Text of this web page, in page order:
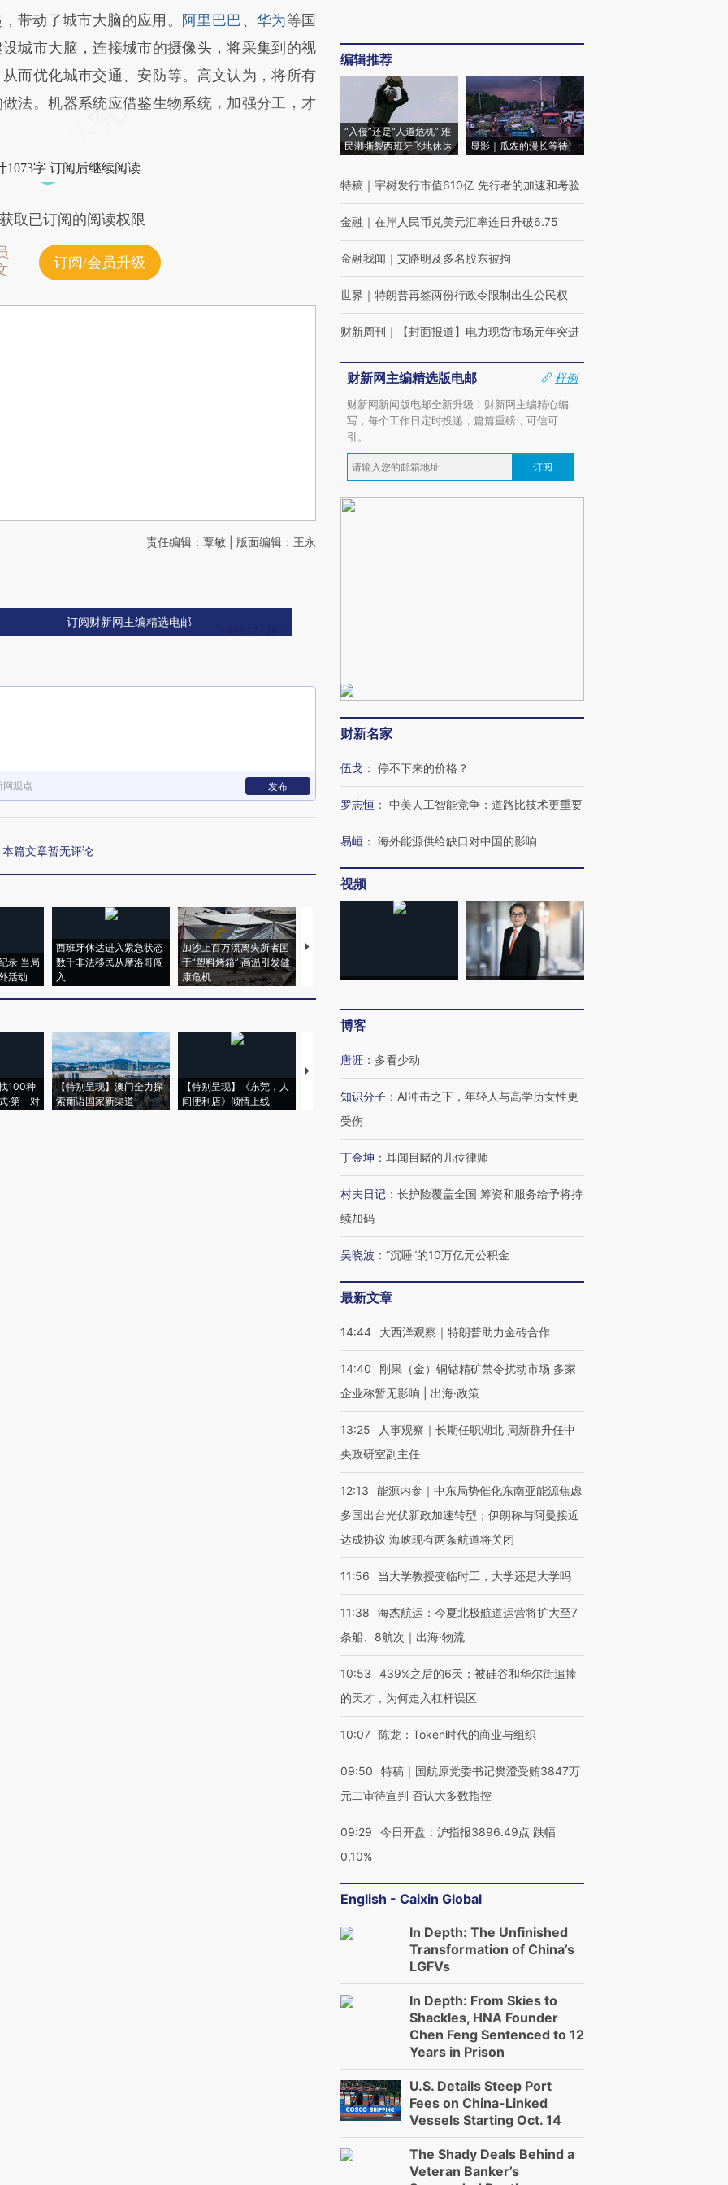
动了城市大脑的应用。 阿里巴巴、 华为等国
城市大脑，连接城市的摄像头，将采集到的视
而优化城市交通、安防等。高文认为，将所有
法。机器系统应借鉴生物系统，加强分工，才
1073字 订阅后继续阅读
取已订阅的阅读权限
订阅/会员升级
责任编辑：覃敏 | 版面编辑：王永
订阅财新网主编精选电邮
网观点 发布
本篇文章暂无评论
录 当局
活动
西班牙休达进入紧急状态
数千非法移民从摩洛哥闯
入
加沙上百万流离失所者困
于“塑料烤箱” 高温引发健
康危机
视线｜HYROX的吸金
心“花钱找虐”？
马航飞行员跨国走私7万
粒摇头丸 尿检体内含3种
毒品
视线｜被称为“蟑螂”的印
度Z世代 用街头抗争将教
育部长拱下台
100种
·第一对
【特别呈现】澳门全力探
索葡语国家新渠道
【特别呈现】《东莞，人
间便利店》倾情上线
【推广】走进第四届链博
有意思的生活方式·第三对
住三大增长引擎是什么？
编辑推荐
“入侵”还是“人道危机” 难
民潮撕裂西班牙飞地休达
显影｜瓜农的漫长等待
特稿 ｜ 宇树发行市值610亿 先行者的加速和考验
金融 ｜ 在岸人民币兑美元汇率连日升破6.75
金融我闻 ｜ 艾路明及多名股东被拘
世界 ｜ 特朗普再签两份行政令限制出生公民权
财新周刊 ｜ 【封面报道】电力现货市场元年突进
财新网主编精选版电邮
样例
财新网新闻版电邮全新升级！财新网主编精心编
写，每个工作日定时投递，篇篇重磅，可信可
引。
订阅
财新名家
伍戈 ： 停不下来的价格？
罗志恒 ： 中美人工智能竞争：道路比技术更重要
易峘 ： 海外能源供给缺口对中国的影响
视频
博客
唐涯 ： 多看少动
知识分子 ： AI冲击之下，年轻人与高学历女性更
受伤
丁金坤 ： 耳闻目睹的几位律师
村夫日记 ： 长护险覆盖全国 筹资和服务给予将持
续加码
吴晓波 ： “沉睡”的10万亿元公积金
最新文章
14:44 大西洋观察｜特朗普助力金砖合作
14:40
刚果（金）铜钴精矿禁令扰动市场 多家
企业称暂无影响 | 出海·政策
13:25
人事观察｜长期任职湖北 周新群升任中
央政研室副主任
12:13
能源内参｜中东局势催化东南亚能源焦虑
多国出台光伏新政加速转型；伊朗称与阿曼接近
达成协议 海峡现有两条航道将关闭
11:56 当大学教授变临时工，大学还是大学吗
11:38
海杰航运：今夏北极航道运营将扩大至7
条船、8航次｜出海·物流
10:53
439%之后的6天：被硅谷和华尔街追捧
的天才，为何走入杠杆误区
10:07 陈龙：Token时代的商业与组织
09:50
特稿｜国航原党委书记樊澄受贿3847万
元二审待宣判 否认大多数指控
09:29
今日开盘：沪指报3896.49点 跌幅
0.10%
English - Caixin Global
In Depth: The Unfinished
Transformation of China’s
LGFVs
In Depth: From Skies to
Shackles, HNA Founder
Chen Feng Sentenced to 12
Years in Prison
U.S. Details Steep Port
Fees on China-Linked
Vessels Starting Oct. 14
The Shady Deals Behind a
Veteran Banker’s